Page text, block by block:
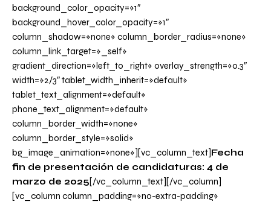
background_color_opacity=»1″
background_hover_color_opacity=»1″
column_shadow=»none» column_border_radius=»none»
column_link_target=»_self»
gradient_direction=»left_to_right» overlay_strength=»0.3″
width=»2/3″ tablet_width_inherit=»default»
tablet_text_alignment=»default»
phone_text_alignment=»default»
column_border_width=»none»
column_border_style=»solid»
bg_image_animation=»none»][vc_column_text]Fecha
fin de presentación de candidaturas: 4 de
marzo de 2025[/vc_column_text][/vc_column]
[vc_column column_padding=»no-extra-padding»